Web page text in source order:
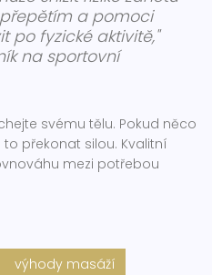
a pomoci
po fyzické aktivitě,"
na sportovní
svému tělu. Pokud něco
překonat silou. Kvalitní
mezi potřebou
výhody masáží